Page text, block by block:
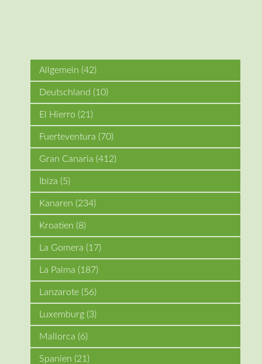
Allgemein (42)
Deutschland (10)
El Hierro (21)
Fuerteventura (70)
Gran Canaria (412)
Ibiza (5)
Kanaren (234)
Kroatien (8)
La Gomera (17)
La Palma (187)
Lanzarote (56)
Luxemburg (3)
Mallorca (6)
Spanien (21)